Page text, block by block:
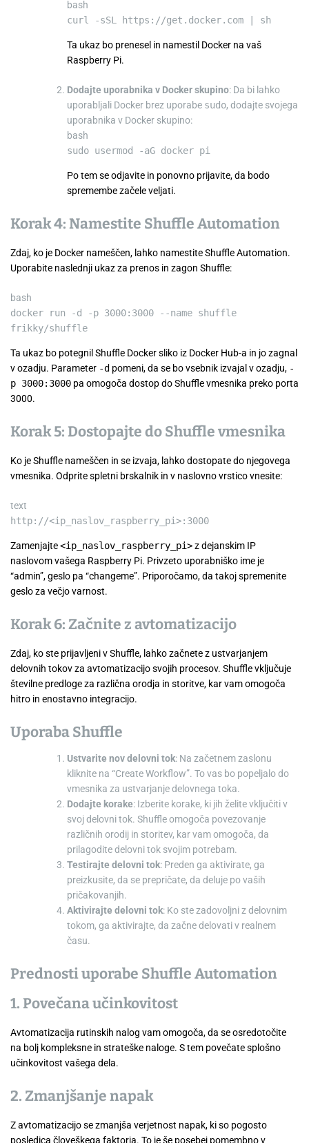
bash
curl
-sSL https://get.docker.com sh
Ta ukaz bo prenesel in namestil Docker na vaš
Raspberry Pi.
Dodajte uporabnika v Docker skupino: Da bi lahko
uporabljali Docker brez uporabe sudo, dodajte svojega
uporabnika v Docker skupino:
bash
sudo usermod -aG docker pi
Po tem se odjavite in ponovno prijavite, da bodo
spremembe začele veljati.
Korak 4: Namestite Shuffle Automation
Zdaj, ko je Docker nameščen, lahko namestite Shuffle Automation.
Uporabite naslednji ukaz za prenos in zagon Shuffle:
bash
docker run -d -p 3000:3000 --name shuffle
frikky/shuffle
Ta ukaz bo potegnil Shuffle Docker sliko iz Docker Hub-a in jo zagnal
v ozadju. Parameter -d pomeni, da se bo vsebnik izvajal v ozadju, -
p 3000:3000 pa omogoča dostop do Shuffle vmesnika preko porta
3000.
Korak 5: Dostopajte do Shuffle vmesnika
Ko je Shuffle nameščen in se izvaja, lahko dostopate do njegovega
vmesnika. Odprite spletni brskalnik in v naslovno vrstico vnesite:
text
http://<ip_naslov_raspberry_pi>:3000
Zamenjajte<ip_naslov_raspberry_pi>z dejanskim IP
naslovom vašega Raspberry Pi. Privzeto uporabniško ime je
“admin”, geslo pa “changeme”. Priporočamo, da takoj spremenite
geslo za večjo varnost.
Korak 6: Začnite z avtomatizacijo
Zdaj, ko ste prijavljeni v Shuffle, lahko začnete z ustvarjanjem
delovnih tokov za avtomatizacijo svojih procesov. Shuffle vključuje
številne predloge za različna orodja in storitve, kar vam omogoča
hitro in enostavno integracijo.
Uporaba Shuffle
Ustvarite nov delovni tok: Na začetnem zaslonu
kliknite na “Create Workflow”. To vas bo popeljalo do
vmesnika za ustvarjanje delovnega toka.
Dodajte korake: Izberite korake, ki jih želite vključiti v
svoj delovni tok. Shuffle omogoča povezovanje
različnih orodij in storitev, kar vam omogoča, da
prilagodite delovni tok svojim potrebam.
Testirajte delovni tok: Preden ga aktivirate, ga
preizkusite, da se prepričate, da deluje po vaših
pričakovanjih.
Aktivirajte delovni tok: Ko ste zadovoljni z delovnim
tokom, ga aktivirajte, da začne delovati v realnem
času.
Prednosti uporabe Shuffle Automation
1.Povečana učinkovitost
Avtomatizacija rutinskih nalog vam omogoča, da se osredotočite
na bolj kompleksne in strateške naloge. S tem povečate splošno
učinkovitost vašega dela.
2.Zmanjšanje napak
Z avtomatizacijo se zmanjša verjetnost napak, ki so pogosto
posledica človeškega faktorja. To je še posebej pomembno v